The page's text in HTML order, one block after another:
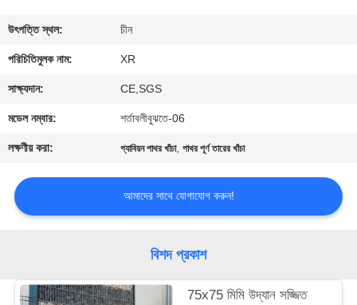
যোগাযোগ
করুন
উদ্ধৃতির
আবেদন
ম্যাপ
উৎপত্তি স্থল: চীন
পরিচিতিমুলক নাম: XR
সাক্ষ্যদান: CE,SGS
মডেল নম্বার: শর্তাবলীবুঝতে-06
লক্ষণীয় করা: গ্যাবিয়ন পাথর খাঁচা,পাথর পূর্ণ তারের খাঁচা
আমাদের সাথে যোগাযোগ করুন!
বিশদ প্রকাশ
75x75 মিমি উদ্যান সজ্জিত